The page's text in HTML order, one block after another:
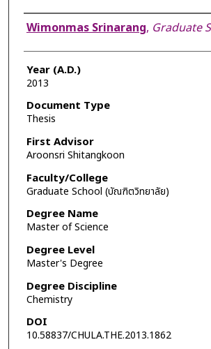
Author
Wimonmas Srinarang, Graduate
Year (A.D.)
2013
Document Type
Thesis
First Advisor
Aroonsri Shitangkoon
Faculty/College
Graduate School (บัณฑิตวิทยาลัย)
Degree Name
Master of Science
Degree Level
Master's Degree
Degree Discipline
Chemistry
DOI
10.58837/CHULA.THE.2013.1862